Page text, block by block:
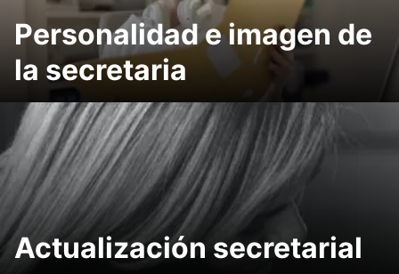
Personalidad e imagen de
la secretaria
Actualización secretarial